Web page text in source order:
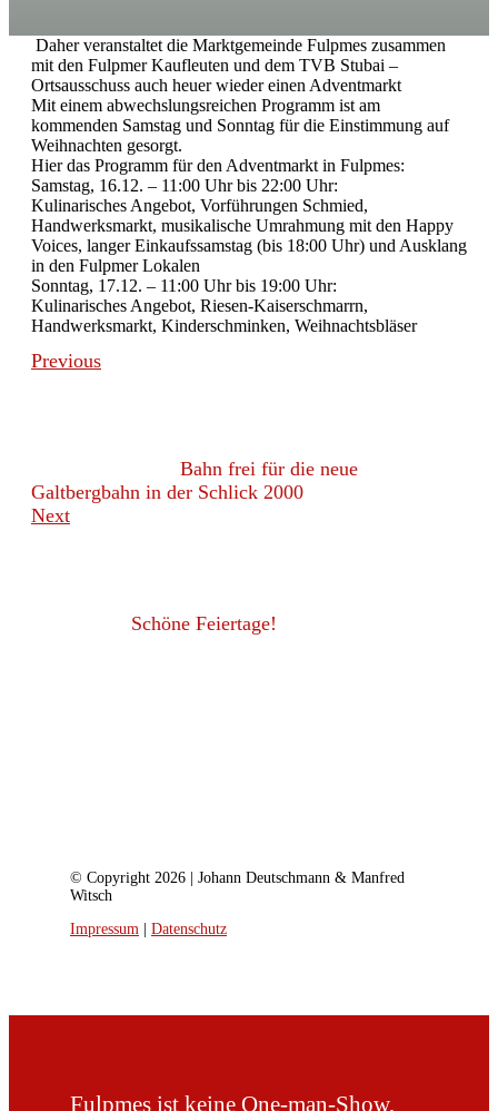
Daher veranstaltet die Marktgemeinde Fulpmes zusammen
mit den Fulpmer Kaufleuten und dem TVB Stubai –
Ortsausschuss auch heuer wieder einen Adventmarkt
Mit einem abwechslungsreichen Programm ist am
kommenden Samstag und Sonntag für die Einstimmung auf
Weihnachten gesorgt.
Hier das Programm für den Adventmarkt in Fulpmes:
Samstag, 16.12. – 11:00 Uhr bis 22:00 Uhr:
Kulinarisches Angebot, Vorführungen Schmied,
Handwerksmarkt, musikalische Umrahmung mit den Happy
Voices, langer Einkaufssamstag (bis 18:00 Uhr) und Ausklang
in den Fulpmer Lokalen
Sonntag, 17.12. – 11:00 Uhr bis 19:00 Uhr:
Kulinarisches Angebot, Riesen-Kaiserschmarrn,
Handwerksmarkt, Kinderschminken, Weihnachtsbläser
Previous
Bahn frei für die neue
Galtbergbahn in der Schlick 2000
Next
Schöne Feiertage!
© Copyright 2026 | Johann Deutschmann & Manfred
Witsch
Impressum
Datenschutz
Fulpmes ist keine One-man-Show,